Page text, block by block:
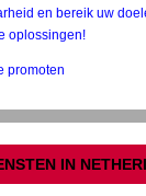
en bereik uw
oplossingen!
promoten
IN